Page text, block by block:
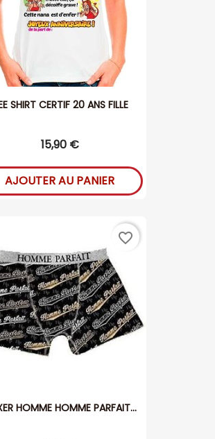
SHIRT CERTIF 20 ANS FILLE
15,90 €
AJOUTER AU PANIER
HOMME HOMME PARFAIT...
favorite_border